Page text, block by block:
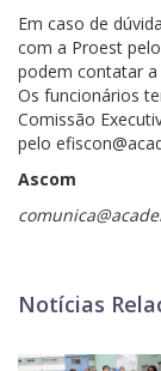
Em caso de
com a Proest
podem contatar a
Os funcionários
Comissão
pelo
Ascom
Notícias